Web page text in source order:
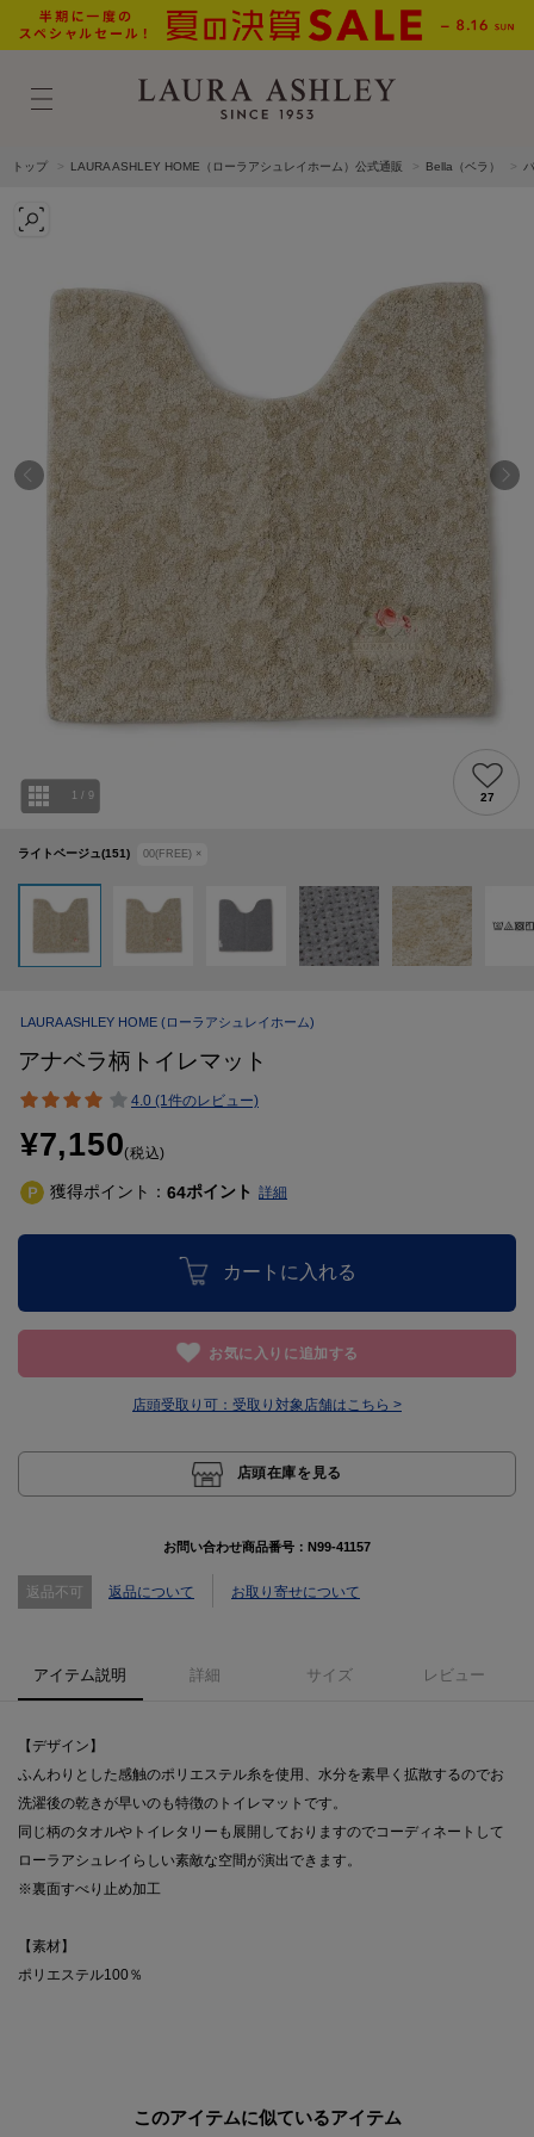
トップ LAURA ASHLEY HOME（ローラアシュレイホーム）公式通販 Bella（ベラ）
ライトベージュ(151) 00(FREE) ×
1 / 9 27
LAURA ASHLEY HOME (ローラアシュレイホーム)
アナベラ柄トイレマット
4.0 (1件のレビュー)
¥7,150(税込)
獲得ポイント： 64ポイント 詳細
カートに入れる
お気に入りに追加する
店頭受取り可： 受取り対象店舗はこちら >
店頭在庫を見る
お問い合わせ商品番号： N99-41157
返品不可 返品について お取り寄せについて
アイテム説明 詳細 サイズ レビュー
【デザイン】
ふんわりとした感触のポリエステル糸を使用、水分を素早く拡散するのでお
洗濯後の乾きが早いのも特徴のトイレマットです。
同じ柄のタオルやトイレタリーも展開しておりますのでコーディネートして
ローラアシュレイらしい素敵な空間が演出できます。
※裏面すべり止め加工
【素材】
ポリエステル100％
このアイテムに似ているアイテム